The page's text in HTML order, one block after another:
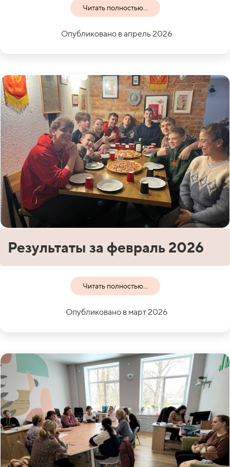
Читать полностью...
Опубликовано в апрель 2026
Результаты за февраль 2026
Читать полностью...
Опубликовано в март 2026